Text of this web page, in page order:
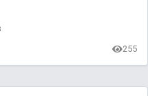
255